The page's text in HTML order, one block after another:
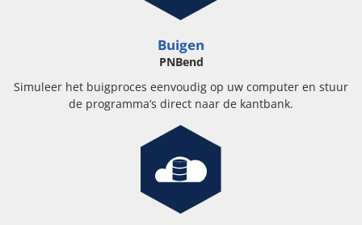
Buigen
PNBend
Simuleer het buigproces eenvoudig op uw computer en stuur
de programma’s direct naar de kantbank.